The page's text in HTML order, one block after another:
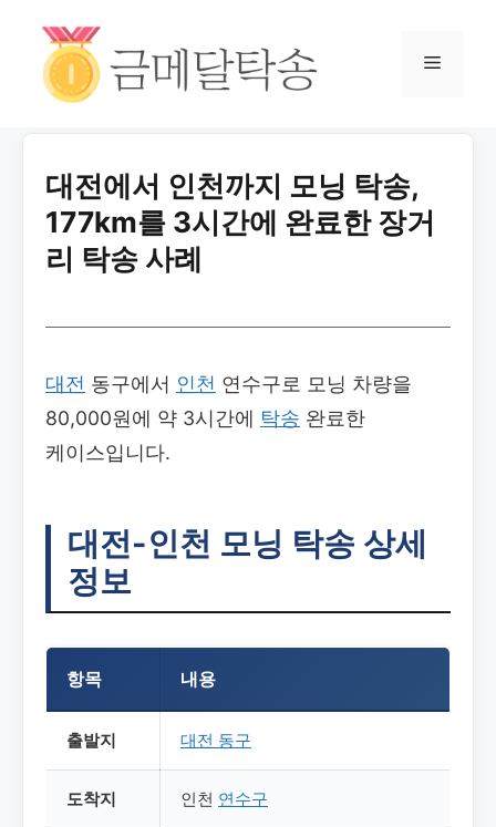
대전에서 인천까지 모닝 탁송,
177km를 3시간에 완료한 장거
리 탁송 사례
대전 동구에서 인천 연수구로 모닝 차량을
80,000원에 약 3시간에 탁송 완료한
케이스입니다.
대전-인천 모닝 탁송 상세
정보
항목 내용
출발지 대전 동구
도착지 인천 연수구